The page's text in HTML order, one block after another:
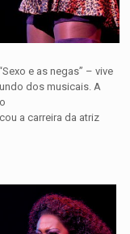
e as negas” – vive
dos musicais. A
a carreira da atriz